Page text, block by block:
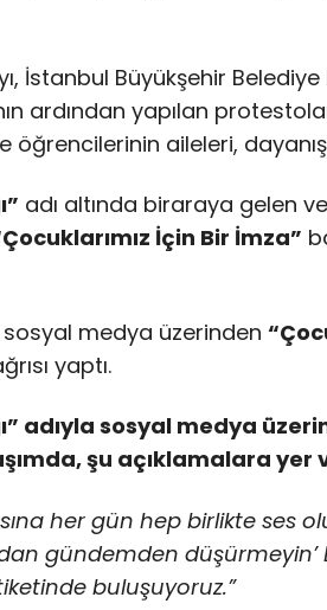
İstanbul Büyükşehir Belediye
ardından yapılan
öğrencilerinin aileleri,
adı altında biraraya gelen
İçin Bir İmza”
sosyal medya üzerinden
yaptı.
adıyla sosyal medya
şu açıklamalara yer
her gün hep birlikte ses
gündemden düşürmeyin’
buluşuyoruz.”